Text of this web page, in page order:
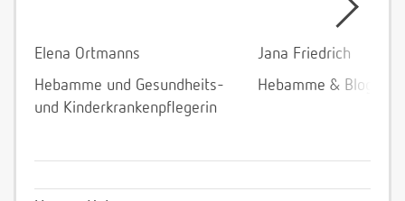
Elena Ortmanns
Hebamme und Gesundheits-
und Kinderkrankenpflegerin
Jana Friedrich
Hebamme &